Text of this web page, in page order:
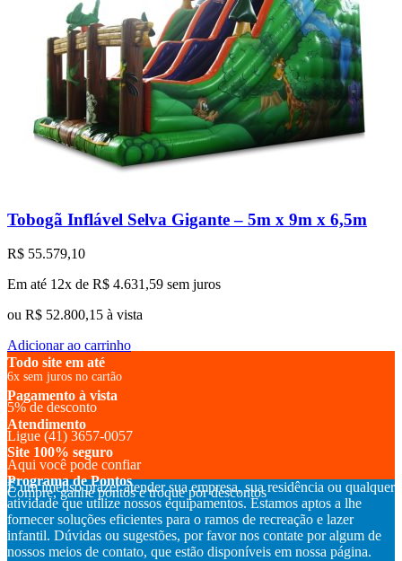
Tobogã Inflável Selva Gigante – 5m x 9m x 6,5m
R$ 55.579,10
Em até 12x de R$ 4.631,59 sem juros
ou R$ 52.800,15 à vista
Adicionar ao carrinho
Todo site em até
6x sem juros no cartão
Pagamento à vista
5% de desconto
Atendimento
Ligue (41) 3657-0057
Site 100% seguro
Aqui você pode confiar
Programa de Pontos
Compre, ganhe pontos e troque por descontos
É um imenso prazer atender sua empresa, sua residência ou qualquer
atividade que utilize nossos equipamentos. Estamos aptos a lhe
fornecer soluções eficientes para o ramos de recreação e lazer
infantil. Dúvidas ou sugestões, por favor nos contate por algum de
nossos meios de contato, que estão disponíveis em nossa página.